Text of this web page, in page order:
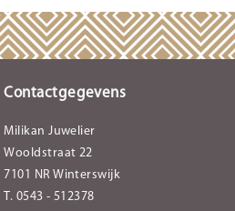
Contactgegevens
Milikan Juwelier
Wooldstraat 22
7101 NR Winterswijk
T. 0543 - 512378